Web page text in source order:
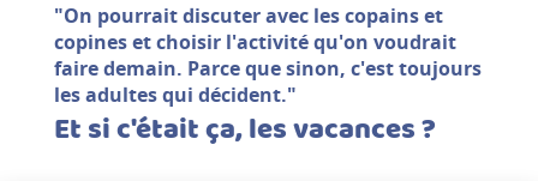
"On pourrait discuter avec les copains et
copines et choisir l'activité qu'on voudrait
faire demain. Parce que sinon, c'est toujours
les adultes qui décident."
Et si c'était ça, les vacances ?